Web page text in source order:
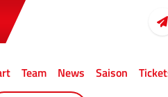
Team News Saison